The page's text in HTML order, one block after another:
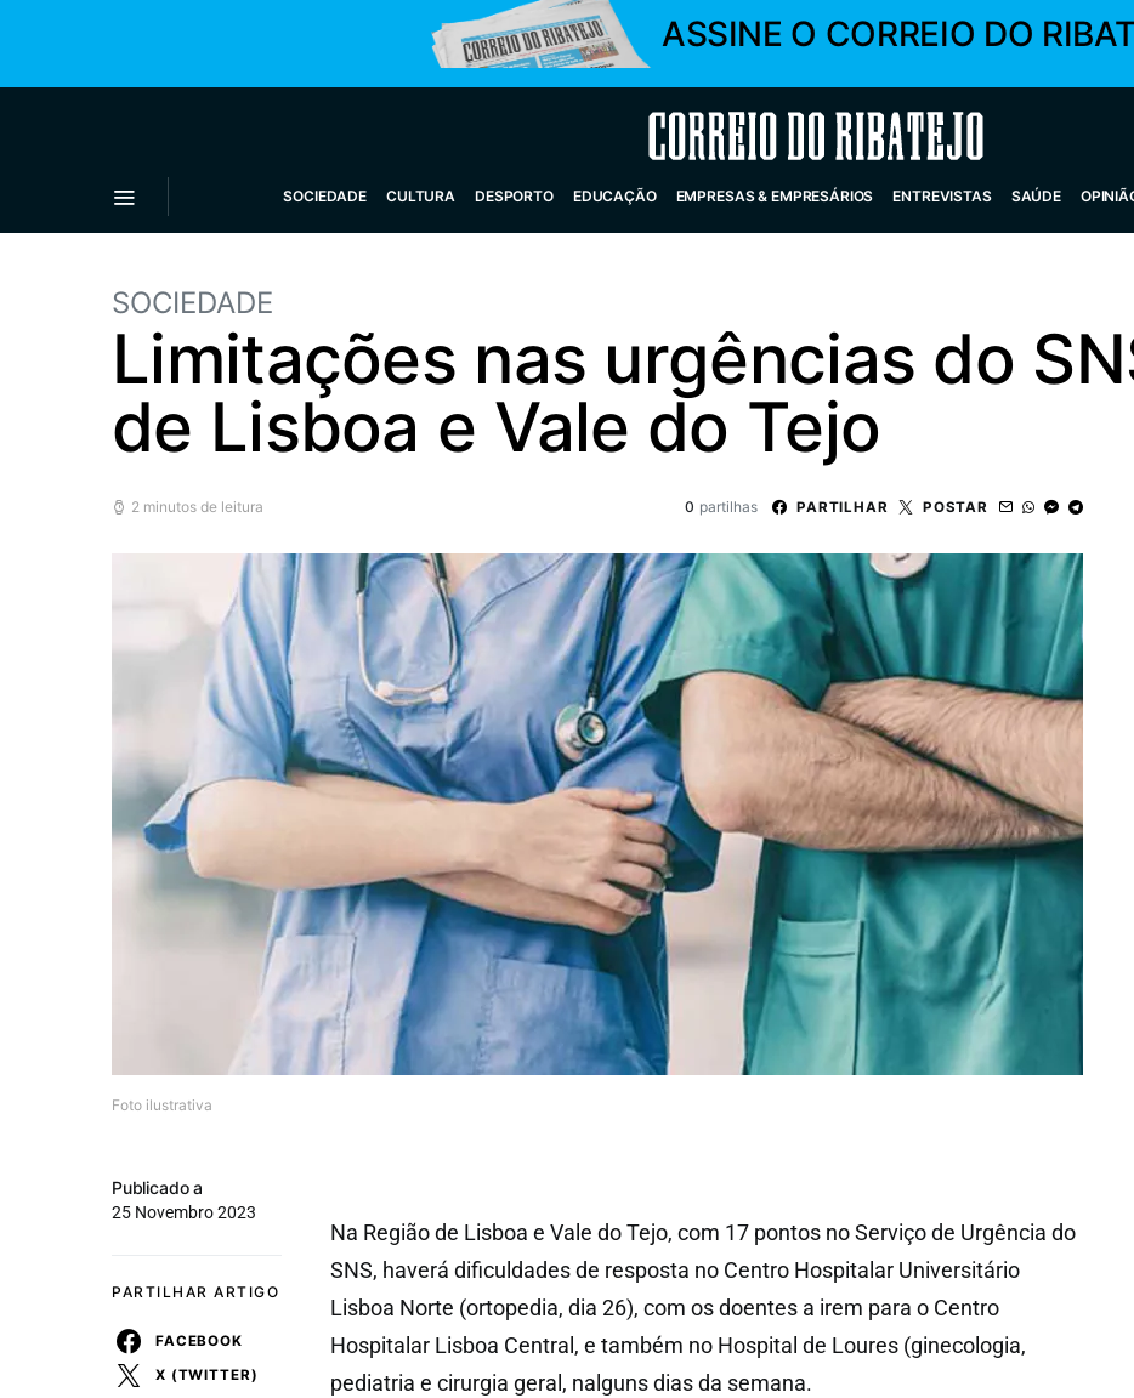
ASSINE O CORREIO DO
Correio do Ribatejo
SOCIEDADE CULTURA DESPORTO EDUCAÇÃO EMPRESAS & EMPRESÁRIOS ENTREVISTAS SAÚDE
SOCIEDADE
Limitações nas urgências do
de Lisboa e Vale do Tejo
2 minutos de leitura 0 partilhas PARTILHAR POSTAR
Foto ilustrativa
Publicado a
25 Novembro 2023
PARTILHAR ARTIGO
FACEBOOK
X (TWITTER)
Na Região de Lisboa e Vale do Tejo, com 17 pontos no Serviço de Urgência do
SNS, haverá dificuldades de resposta no Centro Hospitalar Universitário
Lisboa Norte (ortopedia, dia 26), com os doentes a irem para o Centro
Hospitalar Lisboa Central, e também no Hospital de Loures (ginecologia,
pediatria e cirurgia geral, nalguns dias da semana.